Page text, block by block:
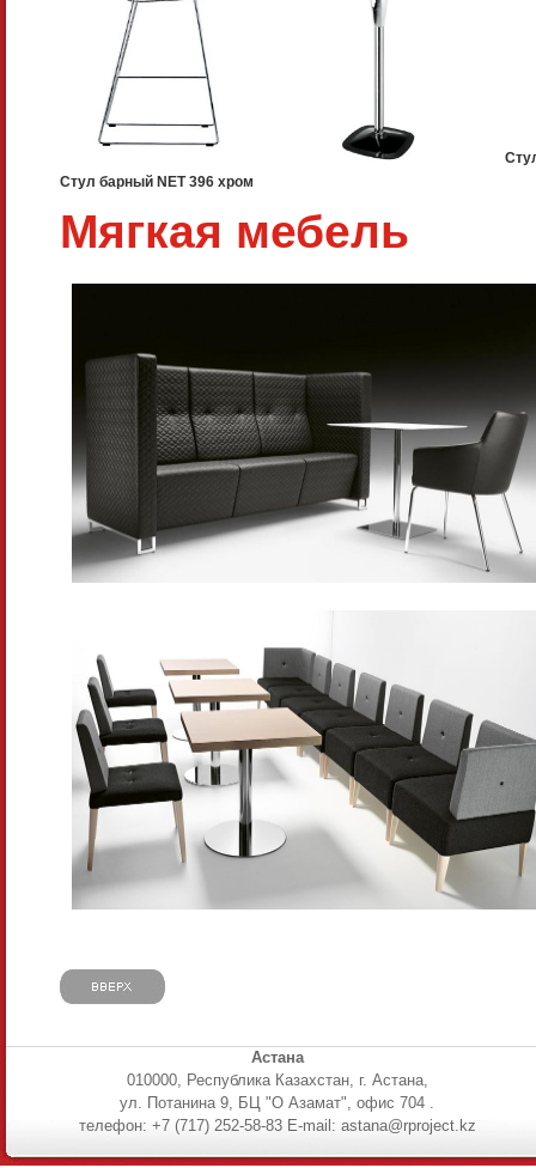
Стул барный NET 396 хром
Мягкая мебель
Астана
010000, Республика Казахстан, г. Астана,
ул. Потанина 9, БЦ "О Азамат", офис 704 .
телефон: +7 (717) 252-58-83 E-mail: astana@rproject.kz